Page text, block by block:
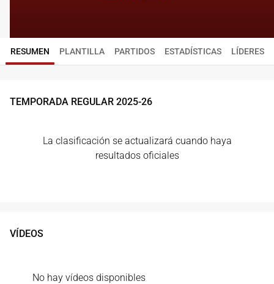
RESUMEN PLANTILLA PARTIDOS ESTADÍSTICAS LÍDERES
TEMPORADA REGULAR 2025-26
La clasificación se actualizará cuando haya
resultados oficiales
VÍDEOS
No hay vídeos disponibles